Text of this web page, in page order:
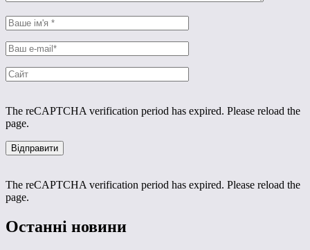
The reCAPTCHA verification period has expired. Please reload the
page.
The reCAPTCHA verification period has expired. Please reload the
page.
Останні новини